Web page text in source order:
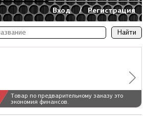
Товар по предварительному заказу это
экономия финансов.
Вход / Регистрация